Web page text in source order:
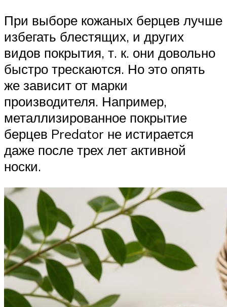
При выборе кожаных берцев лучше
избегать блестящих, и других
видов покрытия, т. к. они довольно
быстро трескаются. Но это опять
же зависит от марки
производителя. Например,
металлизированное покрытие
берцев Predator не истирается
даже после трех лет активной
носки.